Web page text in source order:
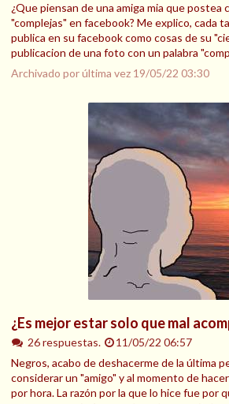
¿Que piensan de una amiga mia que postea
"complejas" en facebook? Me explico, cada
publica en su facebook como cosas de su
publicacion de una foto con un palabra
Archivado por última vez 19/05/22 03:30
¿Es mejor estar solo que mal
26 respuestas.
11/05/22 06:57
Negros, acabo de deshacerme de la última
considerar un "amigo" y al momento de
por hora. La razón por la que lo hice fue por